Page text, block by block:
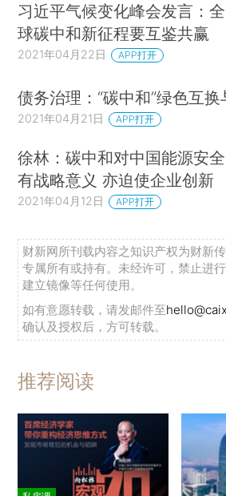
习近平气候变化峰会发言：全
球碳中和新征程要互鉴共赢
2021年04月22日 APP打开
债务治理：“碳中和”绿色互
2021年04月21日 APP打开
徐林：碳中和对中国能源安全
有战略意义 亦迫使企业创新
2021年04月12日 APP打开
财新网所刊载内容之知识产权为财新
专属所有或持有。未经许可，禁止进
建立镜像等任何使用。
如有意愿转载，请发邮件至
确认及授权后，方可转载。
推荐阅读